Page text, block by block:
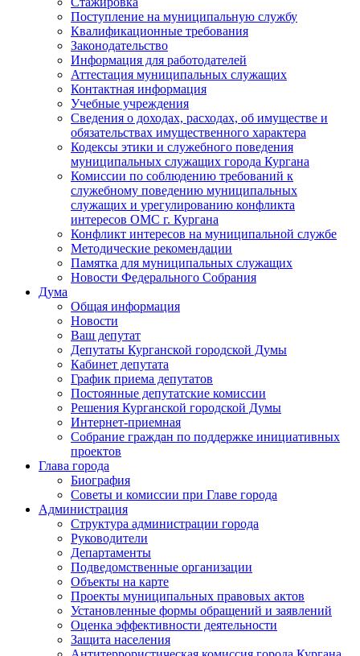
Поступление на муниципальную службу
Квалификационные требования
Законодательство
Информация для работодателей
Аттестация муниципальных служащих
Контактная информация
Учебные учреждения
Сведения о доходах, расходах, об имуществе и
обязательствах имущественного характера
Кодексы этики и служебного поведения
муниципальных служащих города Кургана
Комиссии по соблюдению требований к
служебному поведению муниципальных
служащих и урегулированию конфликта
интересов ОМС г. Кургана
Конфликт интересов на муниципальной службе
Методические рекомендации
Памятка для муниципальных служащих
Новости Федерального Cобрания
Дума
Общая информация
Новости
Ваш депутат
Депутаты Курганской городской Думы
Кабинет депутата
График приема депутатов
Постоянные депутатские комиссии
Решения Курганской городской Думы
Интернет-приемная
Собрание граждан по поддержке инициативных
проектов
Глава города
Биография
Советы и комиссии при Главе города
Администрация
Структура администрации города
Руководители
Департаменты
Подведомственные организации
Объекты на карте
Проекты муниципальных правовых актов
Установленные формы обращений и заявлений
Оценка эффективности деятельности
Защита населения